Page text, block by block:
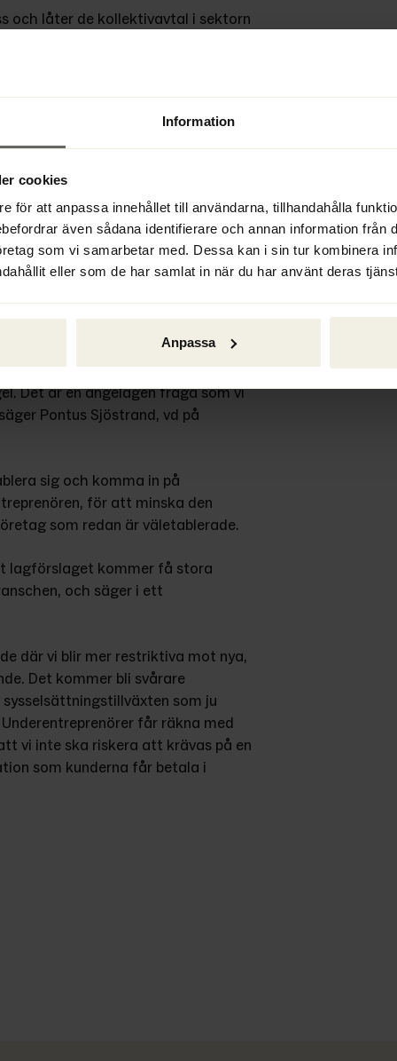
Information
cookies
för att anpassa innehållet till användarna, tillhandahålla
även sådana identifierare och annan information från
som vi samarbetar med. Dessa kan i sin tur kombinera
eller som de har samlat in när du har använt deras
Anpassa
och låter de kollektivavtal i sektorn
Tillsammans med Byggnads har
kollektivavtal, utan bara blir
företag väljs bort på grund
man vill säkerställa att de
förödande.
som hamnar på obestånd för
genomför dessa åtgärder, men är
stötta branschen med åtgärder
Det är en angelägen fråga som vi
Pontus Sjöstrand, vd på
sig och komma in på
för att minska den
som redan är väletablerade.
lagförslaget kommer få stora
och säger i ett
där vi blir mer restriktiva mot nya,
Det kommer bli svårare
som ju
får räkna med
vi inte ska riskera att krävas på en
som kunderna får betala i